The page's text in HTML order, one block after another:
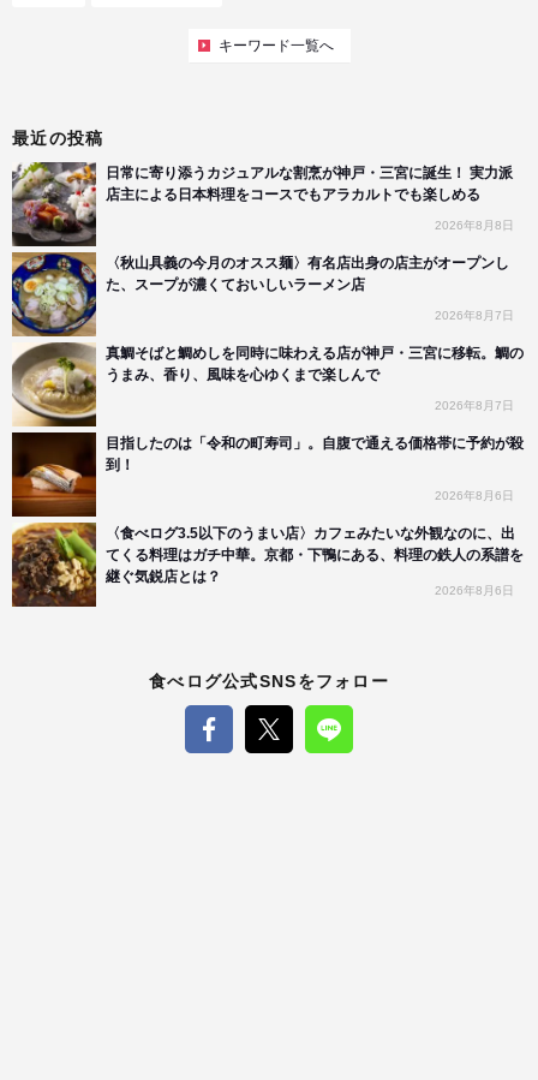
キーワード一覧へ
最近の投稿
日常に寄り添うカジュアルな割烹が神戸・三宮に誕生！ 実力派
店主による日本料理をコースでもアラカルトでも楽しめる
2026年8月8日
〈秋山具義の今月のオスス麺〉有名店出身の店主がオープンし
た、スープが濃くておいしいラーメン店
2026年8月7日
真鯛そばと鯛めしを同時に味わえる店が神戸・三宮に移転。鯛の
うまみ、香り、風味を心ゆくまで楽しんで
2026年8月7日
目指したのは「令和の町寿司」。自腹で通える価格帯に予約が殺
到！
2026年8月6日
〈食べログ3.5以下のうまい店〉カフェみたいな外観なのに、出
てくる料理はガチ中華。京都・下鴨にある、料理の鉄人の系譜を
継ぐ気鋭店とは？
2026年8月6日
食べログ公式SNSをフォロー